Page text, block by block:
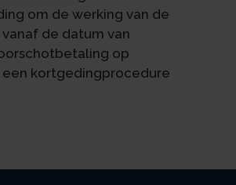
om de werking van de
de datum van
op
kortgedingprocedure